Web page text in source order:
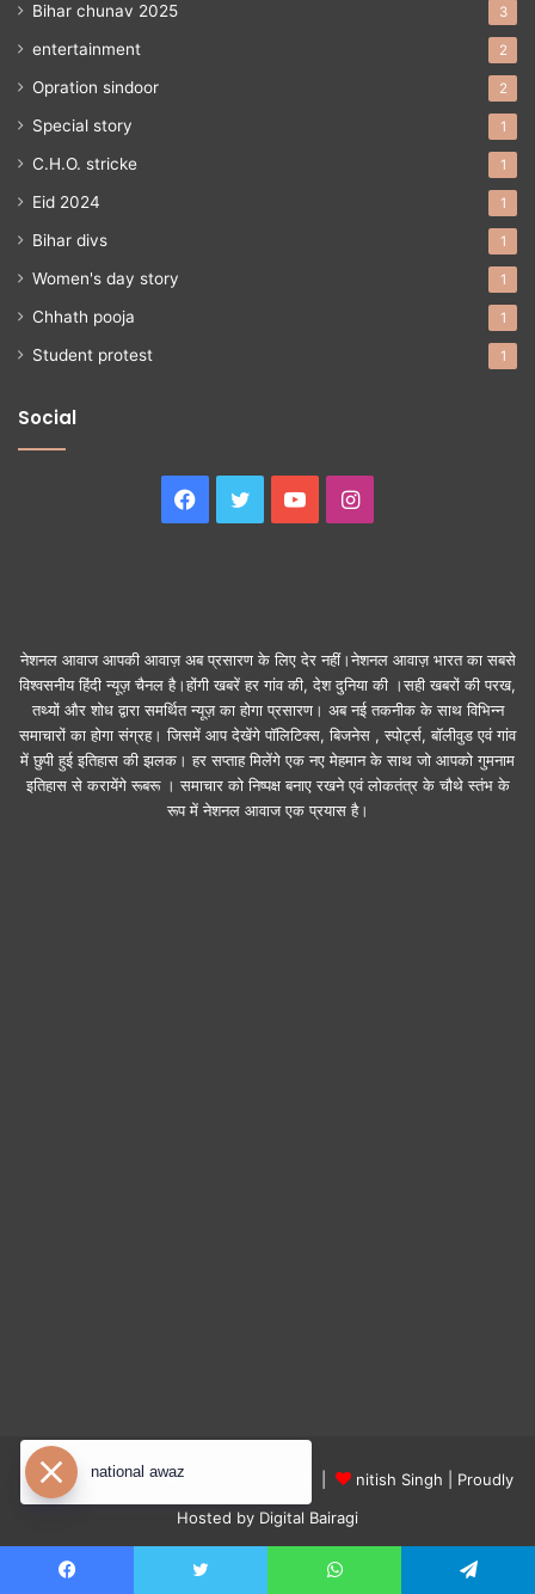
Bihar chunav 2025 3
entertainment 2
Opration sindoor 2
Special story 1
C.H.O. stricke 1
Eid 2024 1
Bihar divs 1
Women's day story 1
Chhath pooja 1
Student protest 1
Social
Facebook
Twitter YouTubeInstagram
नेशनल आवाज आपकी आवाज़ अब प्रसारण के लिए देर नहीं।नेशनल आवाज़ भारत का सबसे
विश्वसनीय हिंदी न्यूज़ चैनल है।होंगी खबरें हर गांव की, देश दुनिया की ।सही खबरों की परख,
तथ्यों और शोध द्वारा समर्थित न्यूज़ का होगा प्रसारण। अब नई तकनीक के साथ विभिन्न
समाचारों का होगा संग्रह। जिसमें आप देखेंगे पॉलिटिक्स, बिजनेस , स्पोर्ट्स, बॉलीवुड एवं गांव
में छुपी हुई इतिहास की झलक। हर सप्ताह मिलेंगे एक नए मेहमान के साथ जो आपको गुमनाम
इतिहास से करायेंगे रूबरू । समाचार को निष्पक्ष बनाए रखने एवं लोकतंत्र के चौथे स्तंभ के
रूप में नेशनल आवाज एक प्रयास है।
© Copyright 2026, All Rights Reserved | nitish Singh | Proudly
Hosted by Digital Bairagi
national awaz